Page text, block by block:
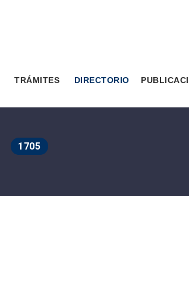
TRÁMITES DIRECTORIO
1705